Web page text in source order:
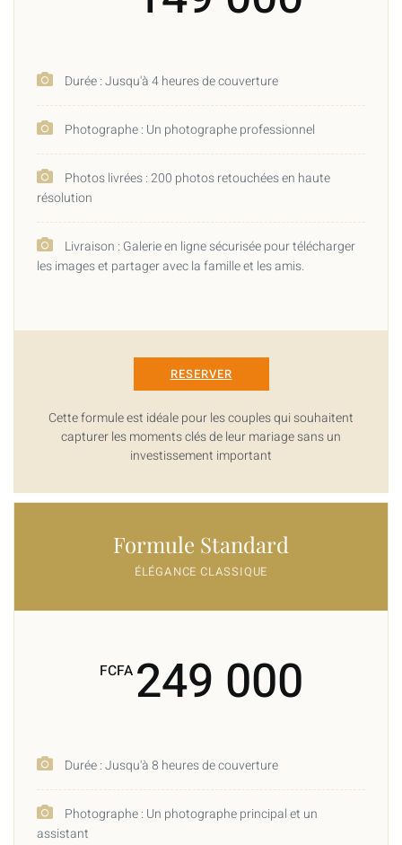
Durée : Jusqu'à 4 heures de couverture
Photographe : Un photographe professionnel
Photos livrées : 200 photos retouchées en haute
résolution
Livraison : Galerie en ligne sécurisée pour télécharger
les images et partager avec la famille et les amis.
RESERVER
Cette formule est idéale pour les couples qui souhaitent
capturer les moments clés de leur mariage sans un
investissement important
Formule Standard
ÉLÉGANCE CLASSIQUE
FCFA 249 000
Durée : Jusqu'à 8 heures de couverture
Photographe : Un photographe principal et un
assistant